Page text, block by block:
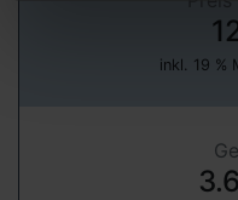
inkl. 19 %